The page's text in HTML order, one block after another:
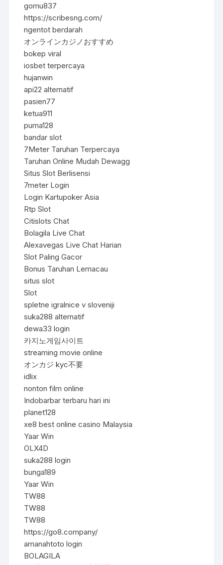
gomu837
https://scribesng.com/
ngentot berdarah
オンラインカジノおすすめ
bokep viral
iosbet terpercaya
hujanwin
api22 alternatif
pasien77
ketua911
puma128
bandar slot
7Meter Taruhan Terpercaya
Taruhan Online Mudah Dewagg
Situs Slot Berlisensi
7meter Login
Login Kartupoker Asia
Rtp Slot
Citislots Chat
Bolagila Live Chat
Alexavegas Live Chat Harian
Slot Paling Gacor
Bonus Taruhan Lemacau
situs slot
Slot
spletne igralnice v sloveniji
suka288 alternatif
dewa33 login
카지노게임사이트
streaming movie online
オンカジ kyc不要
idlix
nonton film online
Indobarbar terbaru hari ini
planet128
xe8 best online casino Malaysia
Yaar Win
OLX4D
suka288 login
bunga189
Yaar Win
TW88
TW88
TW88
https://go8.company/
amanahtoto login
BOLAGILA